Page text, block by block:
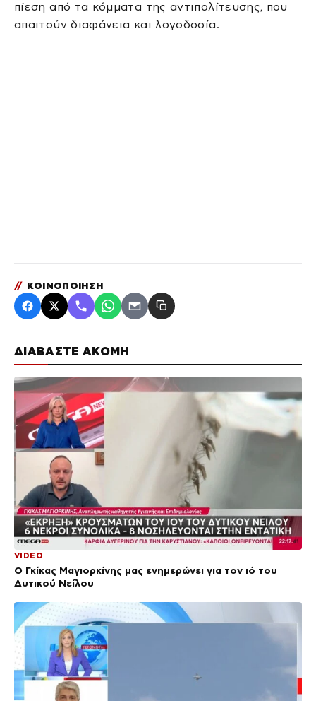
ΔΙΑΒΑΣΤΕ ΑΚΟΜΗ
VIDEO
Ο Γκίκας Μαγιορκίνης μας ενημερώνει για τον ιό του
Δυτικού Νείλου
πίεση από τα κόμματα της αντιπολίτευσης, που
απαιτούν διαφάνεια και λογοδοσία.
// ΚΟΙΝΟΠΟΙΗΣΗ